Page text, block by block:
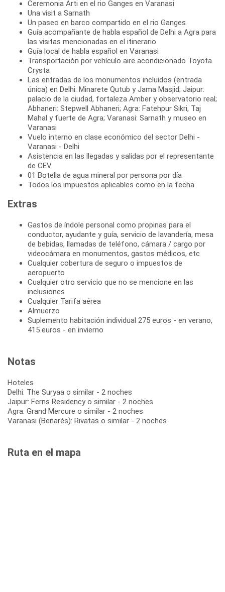
Ceremonia Arti en el rio Ganges en Varanasi
Una visit a Sarnath
Un paseo en barco compartido en el rio Ganges
Guía acompañante de habla español de Delhi a Agra para
las visitas mencionadas en el itinerario
Guía local de habla español en Varanasi
Transportación por vehículo aire acondicionado Toyota
Crysta
Las entradas de los monumentos incluidos (entrada
única) en Delhi: Minarete Qutub y Jama Masjid; Jaipur:
palacio de la ciudad, fortaleza Amber y observatorio real;
Abhaneri: Stepwell Abhaneri; Agra: Fatehpur Sikri, Taj
Mahal y fuerte de Agra; Varanasi: Sarnath y museo en
Varanasi
Vuelo interno en clase económico del sector Delhi -
Varanasi - Delhi
Asistencia en las llegadas y salidas por el representante
de CEV
01 Botella de agua mineral por persona por día
Todos los impuestos aplicables como en la fecha
Extras
Gastos de índole personal como propinas para el
conductor, ayudante y guía, servicio de lavandería, mesa
de bebidas, llamadas de teléfono, cámara / cargo por
videocámara en monumentos, gastos médicos, etc
Cualquier cobertura de seguro o impuestos de
aeropuerto
Cualquier otro servicio que no se mencione en las
inclusiones
Cualquier Tarifa aérea
Almuerzo
Suplemento habitación individual 275 euros - en verano,
415 euros - en invierno
Notas
Hoteles
Delhi: The Suryaa o similar - 2 noches
Jaipur: Ferns Residency o similar - 2 noches
Agra: Grand Mercure o similar - 2 noches
Varanasi (Benarés): Rivatas o similar - 2 noches
Ruta en el mapa